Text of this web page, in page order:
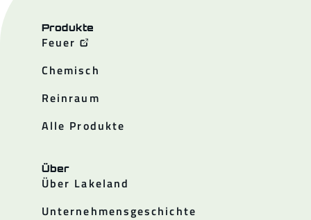
Produkte
Feuer
Chemisch
Reinraum
Alle Produkte
Über
Über Lakeland
Unternehmensgeschichte